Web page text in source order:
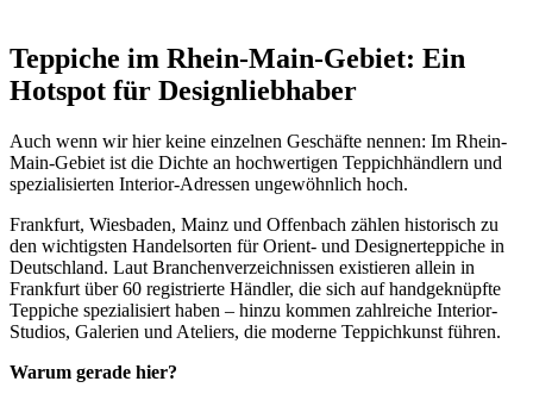
Teppiche im Rhein-Main-Gebiet: Ein
Hotspot für Designliebhaber
Auch wenn wir hier keine einzelnen Geschäfte nennen: Im Rhein-
Main-Gebiet ist die Dichte an hochwertigen Teppichhändlern und
spezialisierten Interior-Adressen ungewöhnlich hoch.
Frankfurt, Wiesbaden, Mainz und Offenbach zählen historisch zu
den wichtigsten Handelsorten für Orient- und Designerteppiche in
Deutschland. Laut Branchenverzeichnissen existieren allein in
Frankfurt über 60 registrierte Händler, die sich auf handgeknüpfte
Teppiche spezialisiert haben – hinzu kommen zahlreiche Interior-
Studios, Galerien und Ateliers, die moderne Teppichkunst führen.
Warum gerade hier?